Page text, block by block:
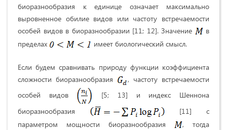
биоразнообразия к единице означает максимально
выровненное обилие видов или частоту встречаемости
особей видов в биоразнообразии [11; 12]. Значение
в
пределах
имеет биологический смысл.
Если будем сравнивать природу функции коэффициента
сложности биоразнообразия
, частоту встречаемости
особей видов
[5; 13] и индекс Шеннона
биоразнообразия
[11] с
параметром мощности биоразнообразия
, тогда